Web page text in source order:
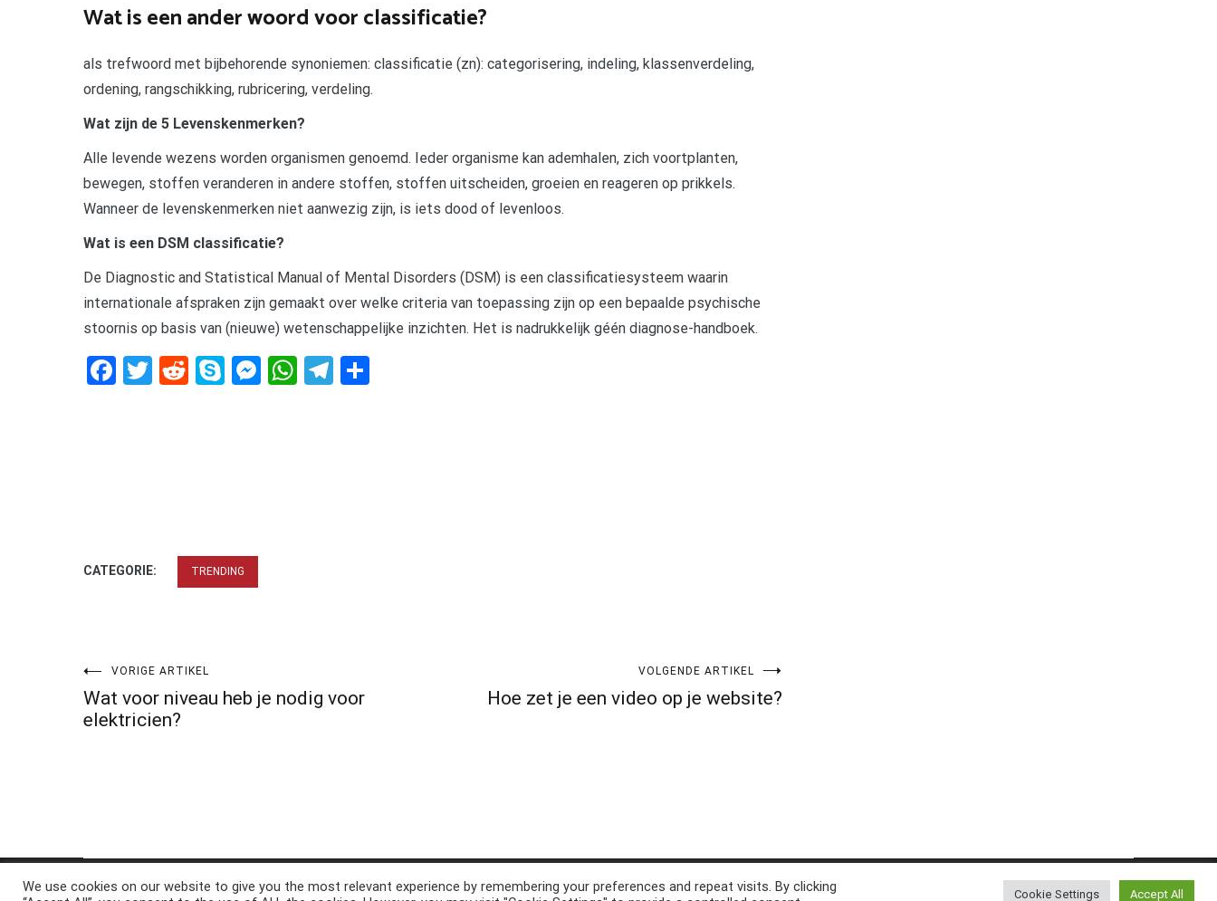
Wat is een ander woord voor classificatie?
als trefwoord met bijbehorende synoniemen: classificatie (zn): categorisering, indeling, klassenverdeling,
ordening, rangschikking, rubricering, verdeling.
Wat zijn de 5 Levenskenmerken?
Alle levende wezens worden organismen genoemd. Ieder organisme kan ademhalen, zich voortplanten,
bewegen, stoffen veranderen in andere stoffen, stoffen uitscheiden, groeien en reageren op prikkels.
Wanneer de levenskenmerken niet aanwezig zijn, is iets dood of levenloos.
Wat is een DSM classificatie?
De Diagnostic and Statistical Manual of Mental Disorders (DSM) is een classificatiesysteem waarin
internationale afspraken zijn gemaakt over welke criteria van toepassing zijn op een bepaalde psychische
stoornis op basis van (nieuwe) wetenschappelijke inzichten. Het is nadrukkelijk géén diagnose-handboek.
Facebook
Twitter
RedditSkypeMessenger
WhatsApp
Telegram
CATEGORIE: TRENDING
Bericht
navigatie
VORIGE ARTIKEL
Wat voor niveau heb je nodig voor
elektricien?
VOLGENDE ARTIKEL
Hoe zet je een video op je website?
Copyright © 2026ElkAntwoord.com. All rights reserved. Thema:Cenoteby ThemeGrill. Aangedreven door WordPress.
We use cookies on our website to give you the most relevant experience by remembering your preferences and repeat visits. By clicking
Cookie Settings Accept All